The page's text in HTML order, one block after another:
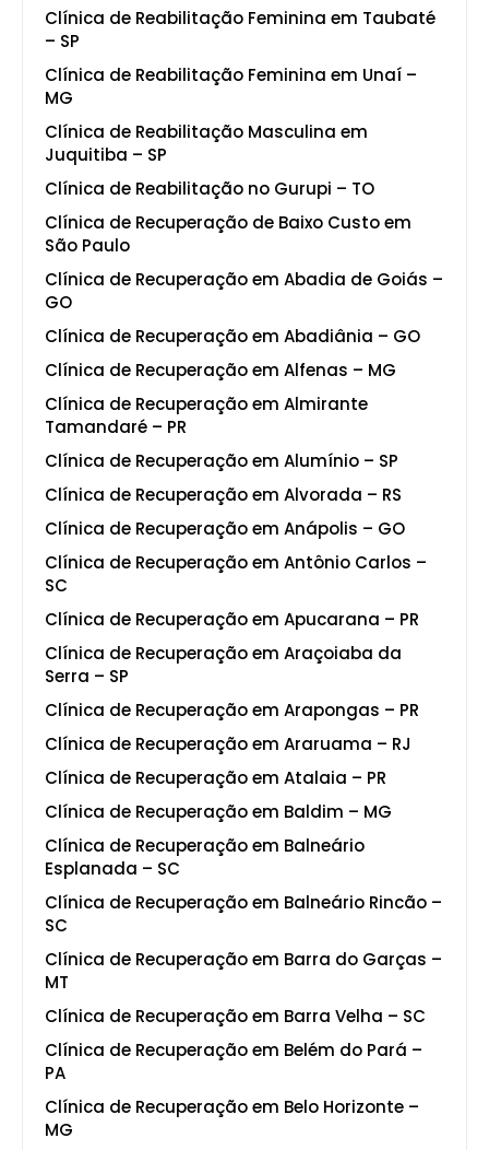
Clínica de Reabilitação Feminina em Taubaté
– SP
Clínica de Reabilitação Feminina em Unaí –
MG
Clínica de Reabilitação Masculina em
Juquitiba – SP
Clínica de Reabilitação no Gurupi – TO
Clínica de Recuperação de Baixo Custo em
São Paulo
Clínica de Recuperação em Abadia de Goiás –
GO
Clínica de Recuperação em Abadiânia – GO
Clínica de Recuperação em Alfenas – MG
Clínica de Recuperação em Almirante
Tamandaré – PR
Clínica de Recuperação em Alumínio – SP
Clínica de Recuperação em Alvorada – RS
Clínica de Recuperação em Anápolis – GO
Clínica de Recuperação em Antônio Carlos –
SC
Clínica de Recuperação em Apucarana – PR
Clínica de Recuperação em Araçoiaba da
Serra – SP
Clínica de Recuperação em Arapongas – PR
Clínica de Recuperação em Araruama – RJ
Clínica de Recuperação em Atalaia – PR
Clínica de Recuperação em Baldim – MG
Clínica de Recuperação em Balneário
Esplanada – SC
Clínica de Recuperação em Balneário Rincão –
SC
Clínica de Recuperação em Barra do Garças –
MT
Clínica de Recuperação em Barra Velha – SC
Clínica de Recuperação em Belém do Pará –
PA
Clínica de Recuperação em Belo Horizonte –
MG